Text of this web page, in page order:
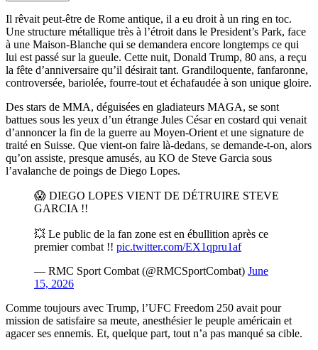
Il rêvait peut-être de Rome antique, il a eu droit à un ring en toc.
Une structure métallique très à l’étroit dans le President’s Park, face
à une Maison-Blanche qui se demandera encore longtemps ce qui
lui est passé sur la gueule. Cette nuit, Donald Trump, 80 ans, a reçu
la fête d’anniversaire qu’il désirait tant. Grandiloquente, fanfaronne,
controversée, bariolée, fourre-tout et échafaudée à son unique gloire.
Des stars de MMA, déguisées en gladiateurs MAGA, se sont
battues sous les yeux d’un étrange Jules César en costard qui venait
d’annoncer la fin de la guerre au Moyen-Orient et une signature de
traité en Suisse. Que vient-on faire là-dedans, se demande-t-on, alors
qu’on assiste, presque amusés, au KO de Steve Garcia sous
l’avalanche de poings de Diego Lopes.
😱 DIEGO LOPES VIENT DE DÉTRUIRE STEVE
GARCIA !!
💥 Le public de la fan zone est en ébullition après ce
premier combat !! pic.twitter.com/EX1qpru1af
— RMC Sport Combat (@RMCSportCombat) June
15, 2026
Comme toujours avec Trump, l’UFC Freedom 250 avait pour
mission de satisfaire sa meute, anesthésier le peuple américain et
agacer ses ennemis. Et, quelque part, tout n’a pas manqué sa cible.